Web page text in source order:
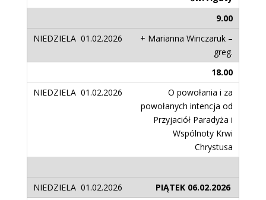
9.00
+ Marianna Winczaruk –
greg.
18.00
O powołania i za
powołanych intencja od
Przyjaciół Paradyża i
Wspólnoty Krwi
Chrystusa
PIĄTEK 06.02.2026